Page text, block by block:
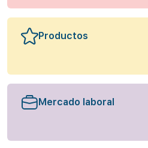
Productos
Mercado laboral